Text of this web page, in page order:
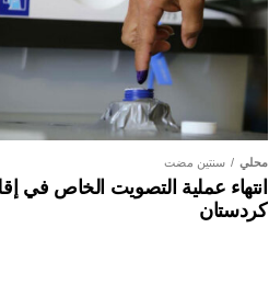
محلي سنتين مضت
انتهاء عملية التصويت الخاص في
كردستان